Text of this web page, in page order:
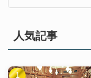
人気記事